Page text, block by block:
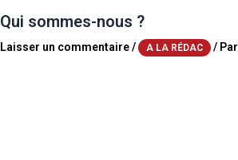
Qui sommes-nous ?
Laisser un commentaire/ A LA RÉDAC / Par